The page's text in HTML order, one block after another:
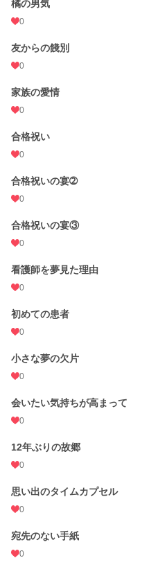
橘の男気
0
友からの餞別
0
家族の愛情
0
合格祝い
0
合格祝いの宴➁
0
合格祝いの宴③
0
看護師を夢見た理由
0
初めての患者
0
小さな夢の欠片
0
会いたい気持ちが高まって
0
12年ぶりの故郷
0
思い出のタイムカプセル
0
宛先のない手紙
0